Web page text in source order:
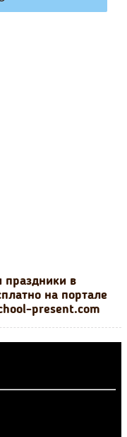
праздники в
на портале
present.com